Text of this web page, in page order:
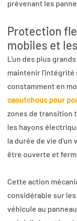
prévenant les
Protection
mobiles et
L'un des plus
maintenir l'intégrité
constamment en
caoutchouc pour
zones de transition
les hayons
la durée de vie d'un
être ouverte et
Cette action
considérable sur
véhicule au